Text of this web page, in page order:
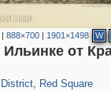
888×700| 1901×1498 W
от
, Red Square